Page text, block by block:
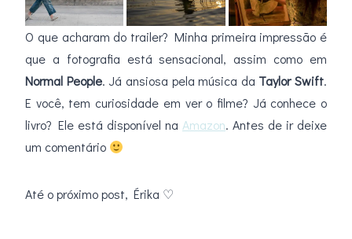
O que acharam do trailer? Minha primeira impressão é
que a fotografia está sensacional, assim como em
Normal People. Já ansiosa pela música da Taylor Swift.
E você, tem curiosidade em ver o filme? Já conhece o
livro? Ele está disponível na Amazon. Antes de ir deixe
um comentário
Até o próximo post, Érika ♡